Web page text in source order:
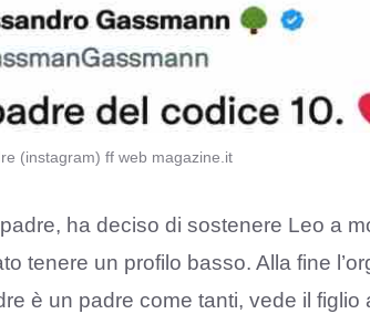
(instagram) ff web magazine.it
ha deciso di sostenere Leo a
tenere un profilo basso. Alla fine
è un padre come tanti, vede il